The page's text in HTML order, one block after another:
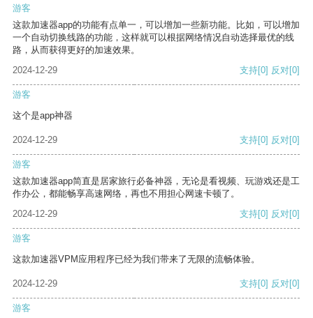
游客
这款加速器app的功能有点单一，可以增加一些新功能。比如，可以增加
一个自动切换线路的功能，这样就可以根据网络情况自动选择最优的线
路，从而获得更好的加速效果。
2024-12-29
支持[0] 反对[0]
游客
这个是app神器
2024-12-29 支持[0] 反对[0]
游客
这款加速器app简直是居家旅行必备神器，无论是看视频、玩游戏还是工
作办公，都能畅享高速网络，再也不用担心网速卡顿了。
2024-12-29
支持[0] 反对[0]
游客
这款加速器VPM应用程序已经为我们带来了无限的流畅体验。
2024-12-29 支持[0] 反对[0]
游客